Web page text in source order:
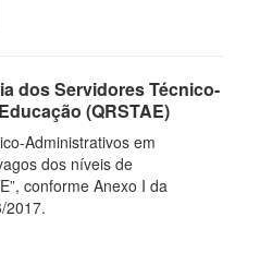
dos Servidores Técnico-
(QRSTAE)
Administrativos em
dos níveis de
conforme Anexo I da
2017.